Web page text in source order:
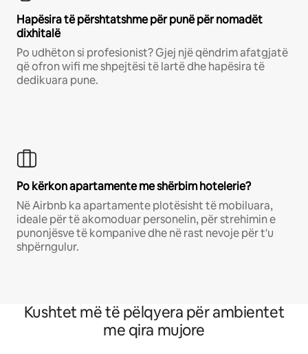
Hapësira të përshtatshme për punë për nomadët
dixhitalë
Po udhëton si profesionist? Gjej një qëndrim afatgjatë
që ofron wifi me shpejtësi të lartë dhe hapësira të
dedikuara pune.
Po kërkon apartamente me shërbim hotelerie?
Në Airbnb ka apartamente plotësisht të mobiluara,
ideale për të akomoduar personelin, për strehimin e
punonjësve të kompanive dhe në rast nevoje për t'u
shpërngulur.
Kushtet më të pëlqyera për ambientet
me qira mujore